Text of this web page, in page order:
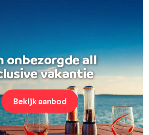
onbezorgde all
vakantie
Bekijk aanbod